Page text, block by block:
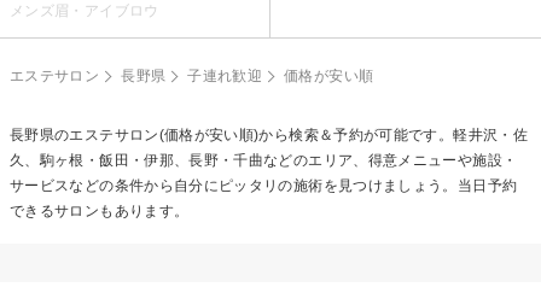
メンズ眉・アイブロウ
エステサロン 長野県 子連れ歓迎 価格が安い順
長野県のエステサロン(価格が安い順)から検索＆予約が可能です。軽井沢・佐
久、駒ヶ根・飯田・伊那、長野・千曲などのエリア、得意メニューや施設・
サービスなどの条件から自分にピッタリの施術を見つけましょう。当日予約
できるサロンもあります。